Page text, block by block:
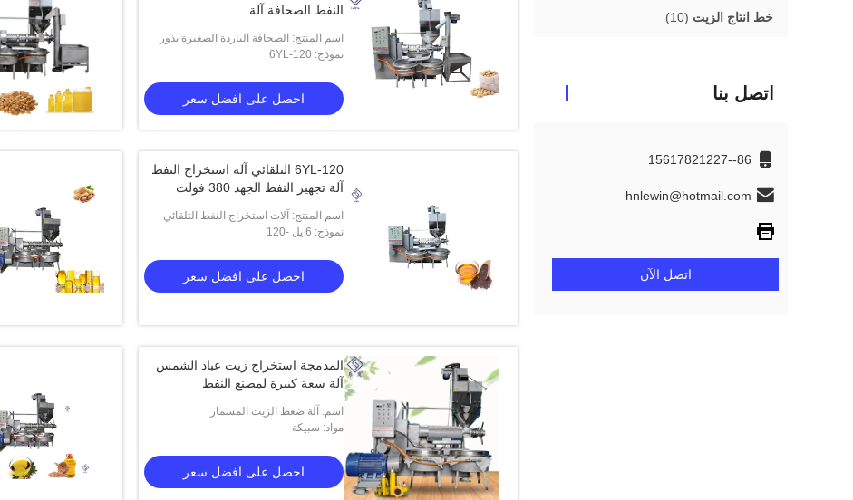
خط انتاج الزيت (10)
اتصل بنا
86--15617821227
hnlewin@hotmail.com
اتصل الآن
النفط الصحافة آلة
اسم المنتج: الصحافة الباردة الصغيرة بذور
فول الصويا السمسم جوز الهند استخراج
نموذج: 6YL-120
احصل على افضل سعر
6YL-120 التلقائي آلة استخراج النفط
آلة تجهيز النفط الجهد 380 فولت
اسم المنتج: آلات استخراج النفط التلقائي
أفضل بيع آلة معالجة النفط
نموذج: 6 يل -120
احصل على افضل سعر
المدمجة استخراج زيت عباد الشمس
آلة سعة كبيرة لمصنع النفط
اسم: آلة ضغط الزيت المسمار
مواد: سبيكة
احصل على افضل سعر